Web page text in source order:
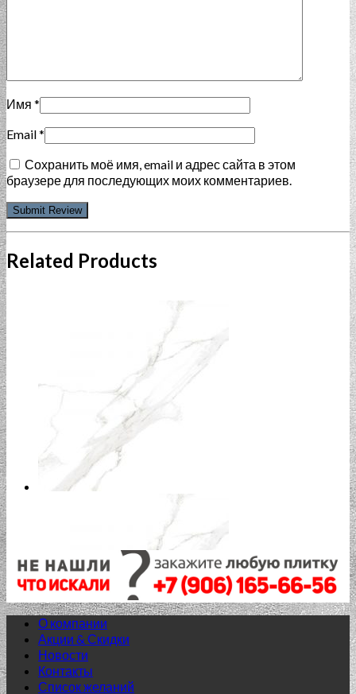
Имя *
Email*
Сохранить моё имя, email и адрес сайта в этом
браузере для последующих моих комментариев.
Related Products
О компании
Акции & Скидки
Новости
Контакты
Список желаний